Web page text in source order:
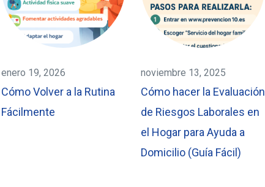
enero 19, 2026
Cómo Volver a la Rutina
Fácilmente
noviembre 13, 2025
Cómo hacer la Evaluación
de Riesgos Laborales en
el Hogar para Ayuda a
Domicilio (Guía Fácil)